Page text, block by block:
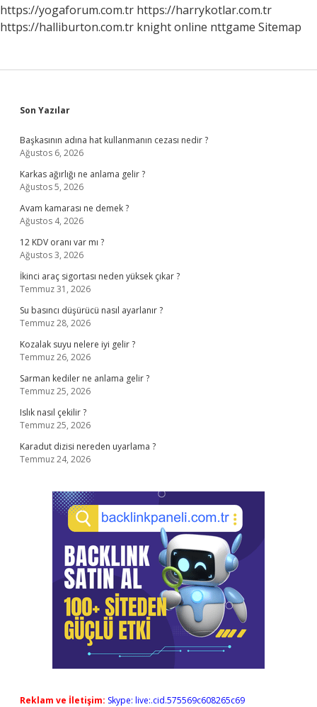
https://yogaforum.com.tr https://harrykotlar.com.tr
https://halliburton.com.tr knight online nttgame Sitemap
Sidebar
Son Yazılar
Başkasının adına hat kullanmanın cezası nedir ?
Ağustos 6, 2026
Karkas ağırlığı ne anlama gelir ?
Ağustos 5, 2026
Avam kamarası ne demek ?
Ağustos 4, 2026
12 KDV oranı var mı ?
Ağustos 3, 2026
İkinci araç sigortası neden yüksek çıkar ?
Temmuz 31, 2026
Su basıncı düşürücü nasıl ayarlanır ?
Temmuz 28, 2026
Kozalak suyu nelere iyi gelir ?
Temmuz 26, 2026
Sarman kediler ne anlama gelir ?
Temmuz 25, 2026
Islık nasıl çekilir ?
Temmuz 25, 2026
Karadut dizisi nereden uyarlama ?
Temmuz 24, 2026
Reklam ve İletişim: Skype: live:.cid.575569c608265c69